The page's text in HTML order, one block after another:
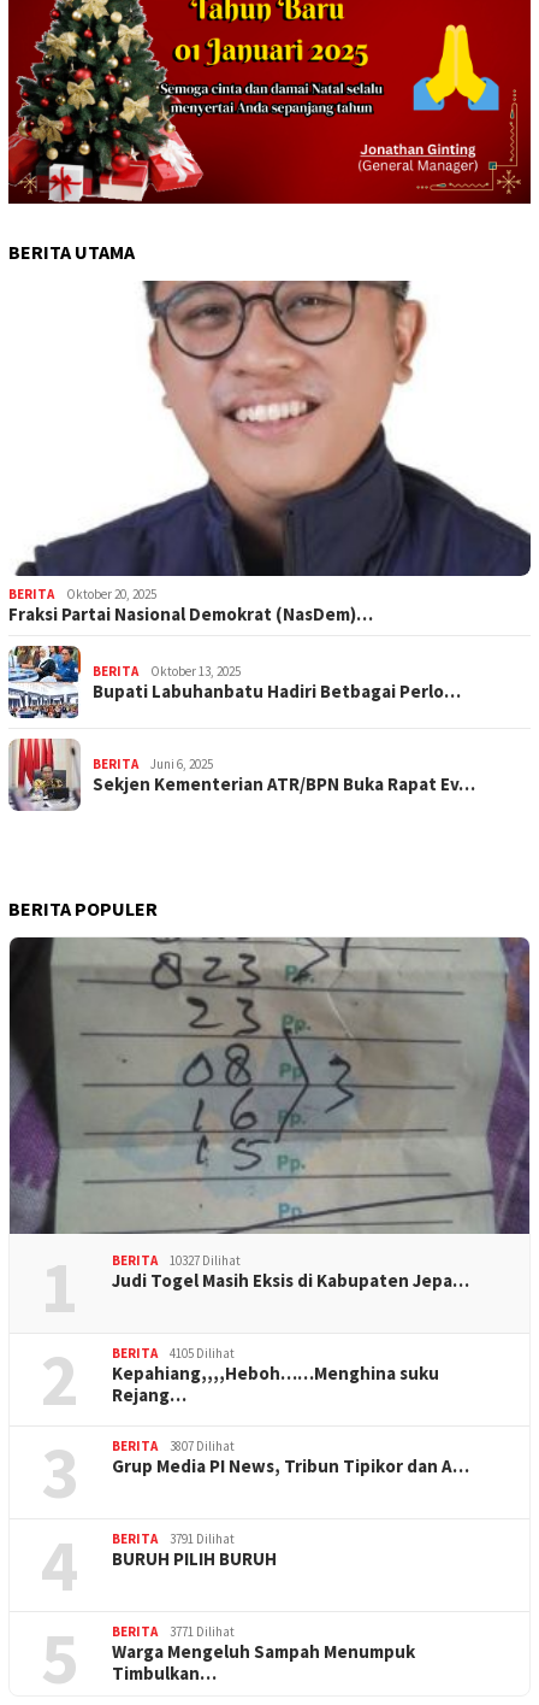
BERITA UTAMA
BERITA Oktober 20, 2025
Fraksi Partai Nasional Demokrat (NasDem)…
BERITA Oktober 13, 2025
Bupati Labuhanbatu Hadiri Betbagai Perlo…
BERITA Juni 6, 2025
Sekjen Kementerian ATR/BPN Buka Rapat Ev…
BERITA POPULER
1 BERITA 10327 Dilihat
Judi Togel Masih Eksis di Kabupaten Jepa…
2 BERITA 4105 Dilihat
Kepahiang,,,,Heboh……Menghina suku
Rejang…
3 BERITA 3807 Dilihat
Grup Media PI News, Tribun Tipikor dan A…
4 BERITA 3791 Dilihat
BURUH PILIH BURUH
5 BERITA 3771 Dilihat
Warga Mengeluh Sampah Menumpuk
Timbulkan…